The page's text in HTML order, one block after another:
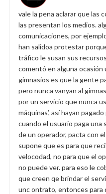
vale la pena aclarar que las
las presentan los medios.
comunicaciones, por
han salidoa protestar
tráfico le susan sus
comentó en alguna ocasión
gimnasios es que la gente
pero nunca vanyan al
por un servicio que nunca
máquinas’, así hayan
cuando el usuario paga
de un operador, pacta con
supone que es para que
velocodad, no para que el
no puede ver. para eso le
que creen qe brindar el
unc ontrato, entonces para